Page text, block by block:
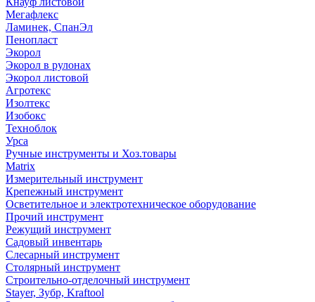
Мегафлекс
Ламинек, СпанЭл
Пенопласт
Экорол
Экорол в рулонах
Экорол листовой
Агротекс
Изолтекс
Изобокс
Техноблок
Урса
Ручные инструменты и Хоз.товары
Matrix
Измерительный инструмент
Крепежный инструмент
Осветительное и электротехническое оборудование
Прочий инструмент
Режущий инструмент
Садовый инвентарь
Слесарный инструмент
Столярный инструмент
Строительно-отделочный инструмент
Stayer, Зубр, Kraftool